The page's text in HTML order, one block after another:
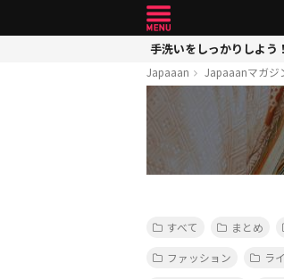
手洗いをしっかりしよ
Japaaan Japaaanマガジ
すべて まとめ
ファッション
ラ